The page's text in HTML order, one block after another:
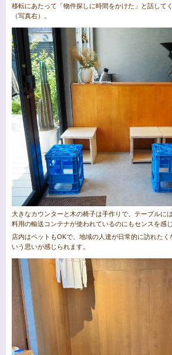
移転にあたって「物件探しに時間をかけた」と話して
（写真右）。
大きなカウンターと木の椅子は手作りで、テーブルに
料用の輸送コンテナが使われているのにもセンスを感じ
店内はペットもOKで、地域の人達が日常的に訪れたく
いう思いが感じられます。